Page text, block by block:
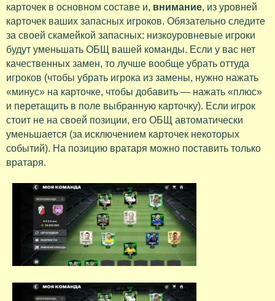
карточек в основном составе и, внимание, из уровней
карточек ваших запасных игроков. Обязательно следите
за своей скамейкой запасных: низкоуровневые игроки
будут уменьшать ОБЩ вашей команды. Если у вас нет
качественных замен, то лучше вообще убрать оттуда
игроков (чтобы убрать игрока из замены, нужно нажать
«минус» на карточке, чтобы добавить — нажать «плюс»
и перетащить в поле выбранную карточку). Если игрок
стоит не на своей позиции, его ОБЩ автоматически
уменьшается (за исключением карточек некоторых
событий). На позицию вратаря можно поставить только
вратаря.